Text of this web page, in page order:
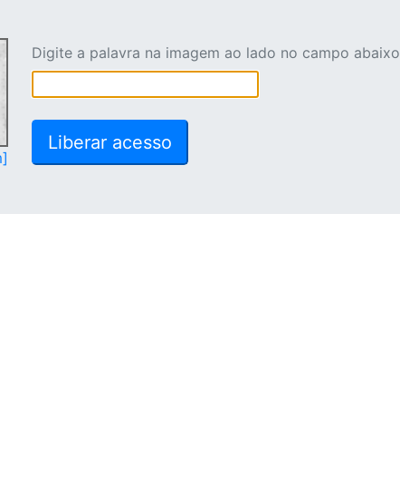
Digite a palavra na imagem ao lado no campo abaixo